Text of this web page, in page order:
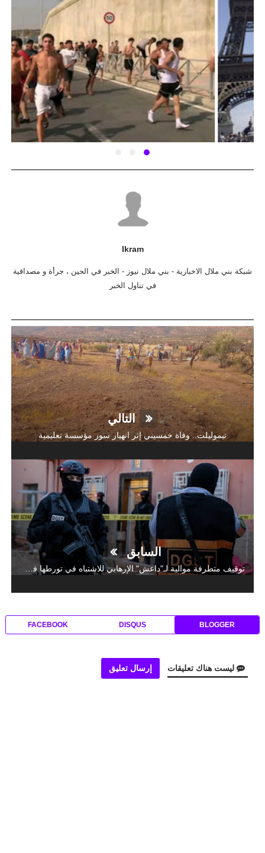
Ikram
شبكة بني ملال الاخبارية - بني ملال نيوز - الخبر في الحين ، جرأة و مصداقية
في تناول الخبر
التالي
تيموليلت.. وفاة خمسيني إثر انهيار سور مؤسسة تعليمية
السابق
توقيف متطرفة موالية لـ"داعش" الإرهابي للاشتباه في تورطها في التحضير لتنفيذ مخطط إرهابي
BLOGGER
DISQUS
FACEBOOK
ليست هناك تعليقات إرسال تعليق